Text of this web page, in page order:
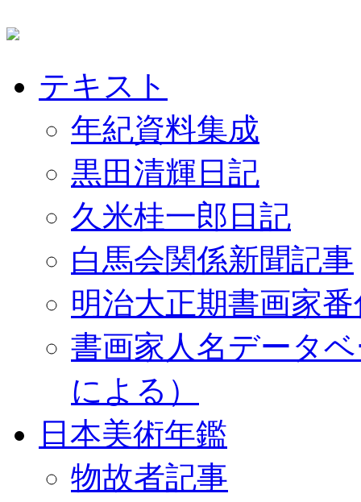
テキスト
年紀資料集成
黒田清輝日記
久米桂一郎日記
白馬会関係新聞記事
明治大正期書画家
書画家人名データ
による）
日本美術年鑑
物故者記事